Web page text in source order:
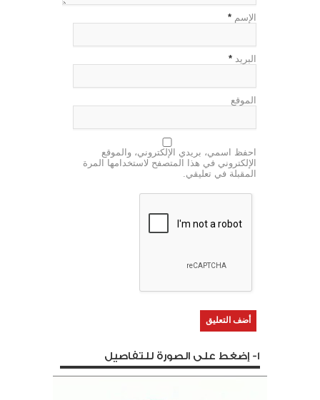
الإسم *
البريد *
الموقع
احفظ اسمي، بريدي الإلكتروني، والموقع
الإلكتروني في هذا المتصفح لاستخدامها المرة
المقبلة في تعليقي.
1- إضغط على الصورة للتفاصيل